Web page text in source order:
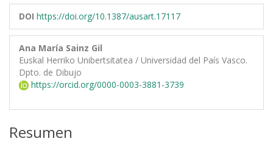
DOI https://doi.org/10.1387/ausart.17117
Ana María Sainz Gil
Euskal Herriko Unibertsitatea / Universidad del País Vasco.
Dpto. de Dibujo
https://orcid.org/0000-0003-3881-3739
Resumen